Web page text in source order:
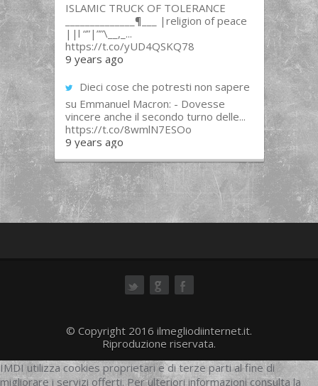
ISLAMIC TRUCK OF TOLERANCE
______________¶___ |religion of peace
||l “”|””\__,_...
https://t.co/yUD4QSKQ78
9 years ago
Dieci cose che potresti non sapere
su Emmanuel Macron: - Dovesse
vincere anche il secondo turno delle...
https://t.co/8wmlN7ESOo
9 years ago
© Copyright 2016 ilmegliodiinternet.it.
Riproduzione riservata.
IMDI utilizza cookies proprietari e di terze parti al fine di
migliorare i servizi offerti. Per ulteriori informazioni consulta la